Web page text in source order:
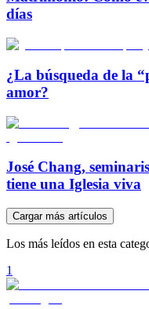
días
¿La búsqueda de la
amor?
José Chang,
tiene una Iglesia viva
Cargar más artículos
Los más leídos en esta
1